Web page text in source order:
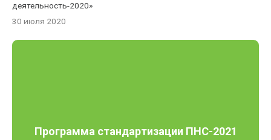
деятельность-2020»
30 июля 2020
Программа стандартизации ПНС-2021